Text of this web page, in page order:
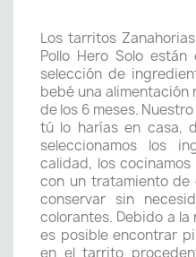
Los tarritos
Pollo Hero Solo
selección de
bebé una
de los 6 meses.
tú lo harías en casa,
seleccionamos los
calidad, los
con un tratamiento de
conservar sin
colorantes. Debido a
es posible encontrar
en el tarrito